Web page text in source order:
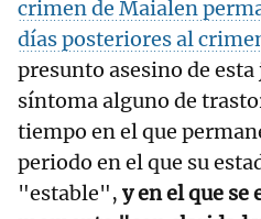
crimen de Maialen
días posteriores al
presunto asesino de
síntoma alguno de
tiempo en el que
periodo en el que su
"estable", y en el que se